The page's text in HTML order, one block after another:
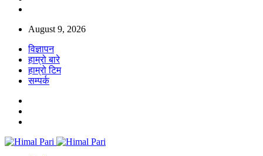
August 9, 2026
विज्ञापन
हाम्रो बारे
हाम्रो टिम
सम्पर्क